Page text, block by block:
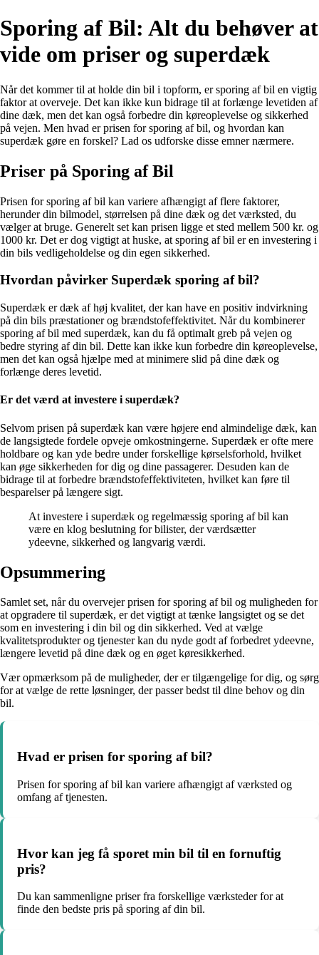
Sporing af Bil: Alt du behøver at
vide om priser og superdæk
Når det kommer til at holde din bil i topform, er sporing af bil en vigtig
faktor at overveje. Det kan ikke kun bidrage til at forlænge levetiden af
dine dæk, men det kan også forbedre din køreoplevelse og sikkerhed
på vejen. Men hvad er prisen for sporing af bil, og hvordan kan
superdæk gøre en forskel? Lad os udforske disse emner nærmere.
Priser på Sporing af Bil
Prisen for sporing af bil kan variere afhængigt af flere faktorer,
herunder din bilmodel, størrelsen på dine dæk og det værksted, du
vælger at bruge. Generelt set kan prisen ligge et sted mellem 500 kr. og
1000 kr. Det er dog vigtigt at huske, at sporing af bil er en investering i
din bils vedligeholdelse og din egen sikkerhed.
Hvordan påvirker Superdæk sporing af bil?
Superdæk er dæk af høj kvalitet, der kan have en positiv indvirkning
på din bils præstationer og brændstofeffektivitet. Når du kombinerer
sporing af bil med superdæk, kan du få optimalt greb på vejen og
bedre styring af din bil. Dette kan ikke kun forbedre din køreoplevelse,
men det kan også hjælpe med at minimere slid på dine dæk og
forlænge deres levetid.
Er det værd at investere i superdæk?
Selvom prisen på superdæk kan være højere end almindelige dæk, kan
de langsigtede fordele opveje omkostningerne. Superdæk er ofte mere
holdbare og kan yde bedre under forskellige kørselsforhold, hvilket
kan øge sikkerheden for dig og dine passagerer. Desuden kan de
bidrage til at forbedre brændstofeffektiviteten, hvilket kan føre til
besparelser på længere sigt.
At investere i superdæk og regelmæssig sporing af bil kan
være en klog beslutning for bilister, der værdsætter
ydeevne, sikkerhed og langvarig værdi.
Opsummering
Samlet set, når du overvejer prisen for sporing af bil og muligheden for
at opgradere til superdæk, er det vigtigt at tænke langsigtet og se det
som en investering i din bil og din sikkerhed. Ved at vælge
kvalitetsprodukter og tjenester kan du nyde godt af forbedret ydeevne,
længere levetid på dine dæk og en øget køresikkerhed.
Vær opmærksom på de muligheder, der er tilgængelige for dig, og sørg
for at vælge de rette løsninger, der passer bedst til dine behov og din
bil.
Hvad er prisen for sporing af bil?
Prisen for sporing af bil kan variere afhængigt af værksted og
omfang af tjenesten.
Hvor kan jeg få sporet min bil til en fornuftig
pris?
Du kan sammenligne priser fra forskellige værksteder for at
finde den bedste pris på sporing af din bil.